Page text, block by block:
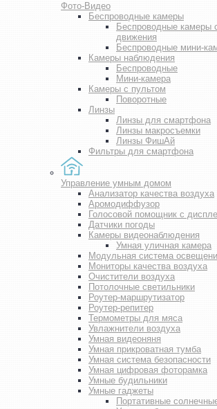
Фото-Видео
Беспроводные камеры
Беспроводные камеры
движения
Беспроводные мини-
Камеры наблюдения
Беспроводные
Мини-камера
Камеры с пультом
Поворотные
Линзы
Линзы для смартфона
Линзы макросъемки
Линзы ФишАй
Фильтры для смартфона
Управление умным домом
Анализатор качества воздуха
Аромодиффузор
Голосовой помощник с
Датчики погоды
Камеры видеонаблюдения
Умная уличная камера
Модульная система
Мониторы качества воздуха
Очистители воздуха
Потолочные светильники
Роутер-маршрутизатор
Роутер-репитер
Термометры для мяса
Увлажнители воздуха
Умная видеоняня
Умная прикроватная тумба
Умная система безопасности
Умная цифровая фоторамка
Умные будильники
Умные гаджеты
Портативные